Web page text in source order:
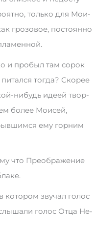
толь­ко для Мо­и­
гро­зо­вое, по­сто­ян­но
и про­был там со­рок
то­г­да? Ско­рее
ни­будь иде­ей твор­
бо­лее Мо­и­сей,
ему гор­ним
что Пре­об­ра­же­ние
зву­чал го­лос
го­лос От­ца Не­